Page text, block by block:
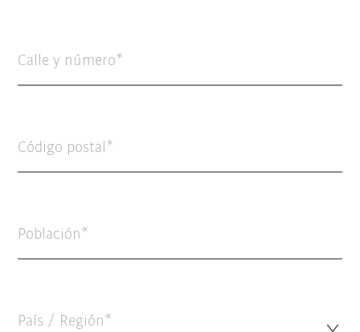
Calle y número
Código postal
Población
País / Región*